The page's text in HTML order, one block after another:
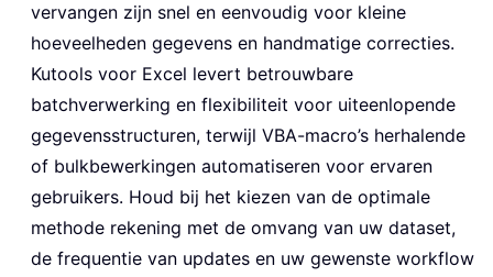
vervangen zijn snel en eenvoudig voor kleine
hoeveelheden gegevens en handmatige correcties.
Kutools voor Excel levert betrouwbare
batchverwerking en flexibiliteit voor uiteenlopende
gegevensstructuren, terwijl VBA-macro’s herhalende
of bulkbewerkingen automatiseren voor ervaren
gebruikers. Houd bij het kiezen van de optimale
methode rekening met de omvang van uw dataset,
de frequentie van updates en uw gewenste workflow